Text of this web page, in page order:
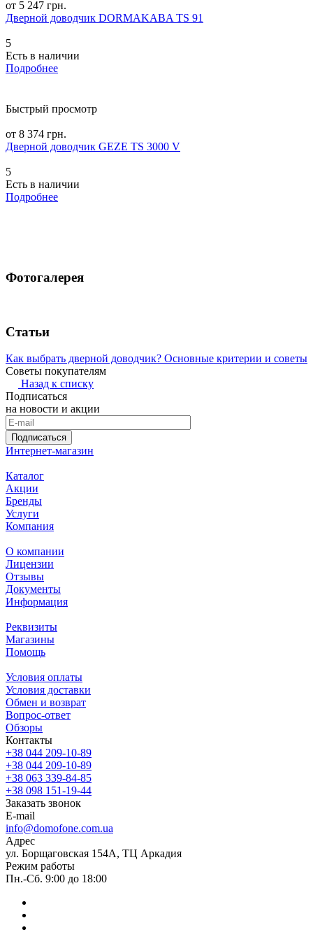
от 5 247 грн.
Дверной доводчик DORMAKABA TS 91
5
Есть в наличии
Подробнее
Быстрый просмотр
от 8 374 грн.
Дверной доводчик GEZE TS 3000 V
5
Есть в наличии
Подробнее
Фотогалерея
Статьи
Как выбрать дверной доводчик? Основные критерии и советы
Советы покупателям
Назад к списку
Подписаться
на новости и акции
Подписаться
Интернет-магазин
Каталог
Акции
Бренды
Услуги
Компания
О компании
Лицензии
Отзывы
Документы
Информация
Реквизиты
Магазины
Помощь
Условия оплаты
Условия доставки
Обмен и возврат
Вопрос-ответ
Обзоры
Контакты
+38 044 209-10-89
+38 044 209-10-89
+38 063 339-84-85
+38 098 151-19-44
Заказать звонок
E-mail
info@domofone.com.ua
Адрес
ул. Борщаговская 154А, ТЦ Аркадия
Режим работы
Пн.-Сб. 9:00 до 18:00